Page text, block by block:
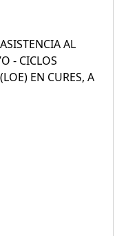
AL
- CICLOS
EN CURES, A